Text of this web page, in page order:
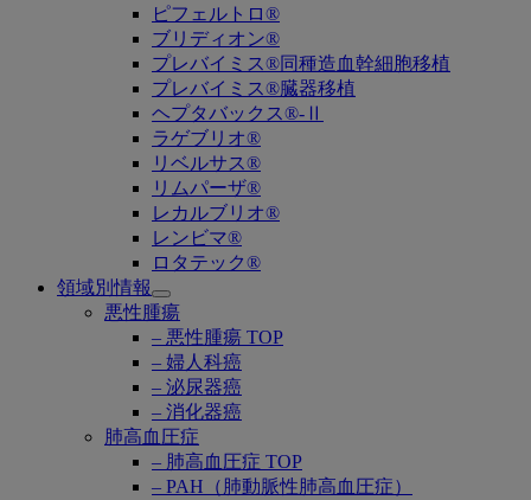
ピフェルトロ®
ブリディオン®
プレバイミス®同種造血幹細胞移植
プレバイミス®臓器移植
ヘプタバックス®-Ⅱ
ラゲブリオ®
リベルサス®
リムパーザ®
レカルブリオ®
レンビマ®
ロタテック®
領域別情報
Open
submenu
悪性腫瘍
– 悪性腫瘍 TOP
– 婦人科癌
– 泌尿器癌
– 消化器癌
肺高血圧症
– 肺高血圧症 TOP
– PAH（肺動脈性肺高血圧症）